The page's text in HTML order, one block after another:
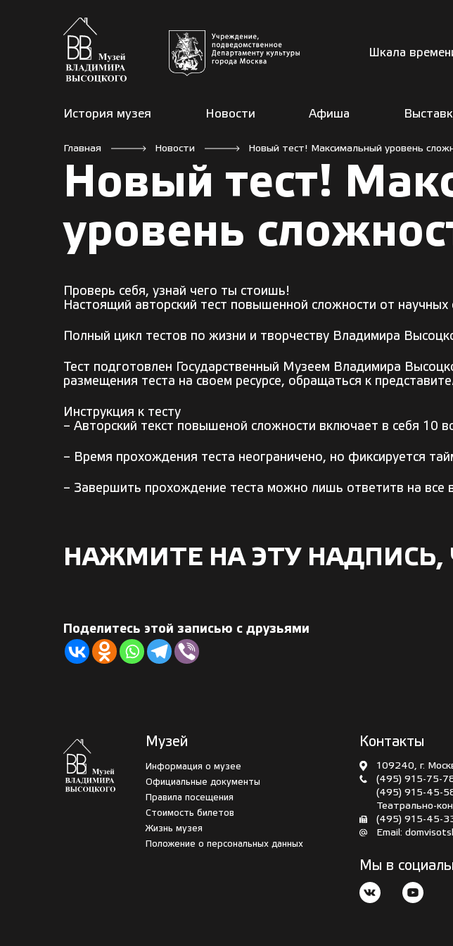
Шкала
История музея Новости Афиша
Главная Новости Новый тест! Максимальный уровень
Новый тест!
уровень
Проверь себя, узнай чего ты стоишь!
Настоящий авторский тест повышенной сложности от
Полный цикл тестов по жизни и творчеству Владимира
Тест подготовлен Государственный Музеем Владимира
размещения теста на своем ресурсе, обращаться к
Инструкция к тесту
– Авторский текст повышеной сложности включает в себя 10
– Время прохождения теста неограничено, но фиксируется
– Завершить прохождение теста можно лишь ответитв на все
НАЖМИТЕ НА ЭТУ
Поделитесь этой записью с друзьями
Музей
Информация о музее
Официальные документы
Правила посещения
Стоимость билетов
Жизнь музея
Положение о персональных данных
Контакты
109240, г.
(495) 915-75-
(495) 915-45-
Театрально-
(495) 915-45-
Email:
Мы в